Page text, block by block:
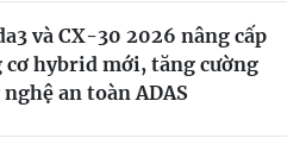
và CX-30 2026 nâng cấp
cơ hybrid mới, tăng cường
an toàn ADAS